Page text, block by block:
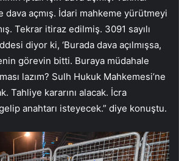
dava açmış. İdari mahkeme yürütmeyi
Tekrar itiraz edilmiş. 3091 sayılı
diyor ki, ‘Burada dava açılmışsa,
görevin bitti. Buraya müdahale
lazım? Sulh Hukuk Mahkemesi’ne
Tahliye kararını alacak. İcra
anahtarı isteyecek.” diye konuştu.